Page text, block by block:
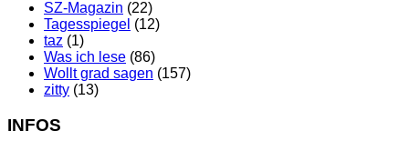
SZ-Magazin (22)
Tagesspiegel (12)
taz (1)
Was ich lese (86)
Wollt grad sagen (157)
zitty (13)
INFOS